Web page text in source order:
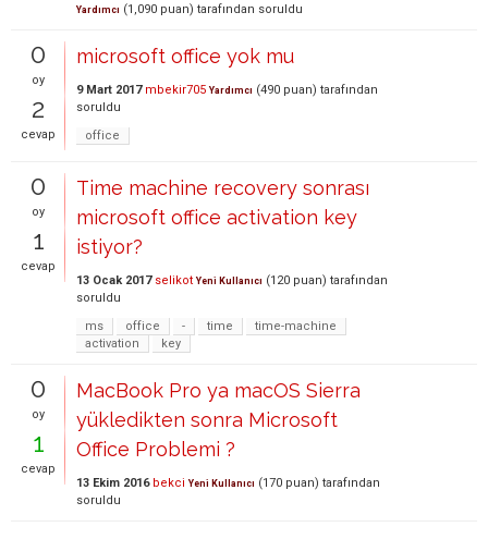
Yardımcı (1,090 puan) tarafından soruldu
0
oy
2
cevap
microsoft office yok mu
9 Mart 2017 mbekir705 Yardımcı (490 puan) tarafından
soruldu
office
0
oy
1
cevap
Time machine recovery sonrası
microsoft office activation key
istiyor?
13 Ocak 2017 selikot Yeni Kullanıcı (120 puan) tarafından
soruldu
ms
office - time
time-machine
activation
key
0
oy
1
cevap
MacBook Pro ya macOS Sierra
yükledikten sonra Microsoft
Office Problemi ?
13 Ekim 2016 bekci Yeni Kullanıcı (170 puan) tarafından
soruldu